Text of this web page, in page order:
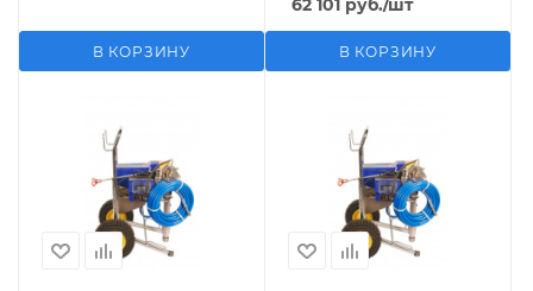
В КОРЗИНУ
62 101 руб./шт
В КОРЗИНУ